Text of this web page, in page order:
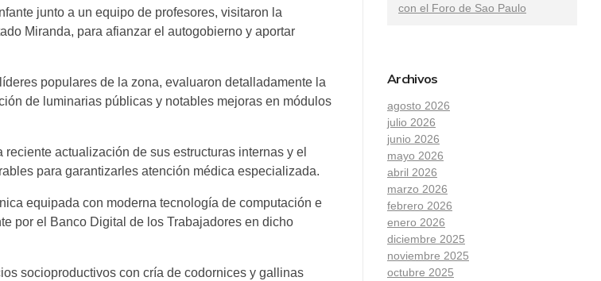
junto a un equipo de profesores, visitaron la
Miranda, para afianzar el autogobierno y aportar
populares de la zona, evaluaron detalladamente la
de luminarias públicas y notables mejoras en módulos
actualización de sus estructuras internas y el
para garantizarles atención médica especializada.
equipada con moderna tecnología de computación e
por el Banco Digital de los Trabajadores en dicho
socioproductivos con cría de codornices y gallinas
con el Foro de Sao Paulo
Archivos
agosto 2026
julio 2026
junio 2026
mayo 2026
abril 2026
marzo 2026
febrero 2026
enero 2026
diciembre 2025
noviembre 2025
octubre 2025